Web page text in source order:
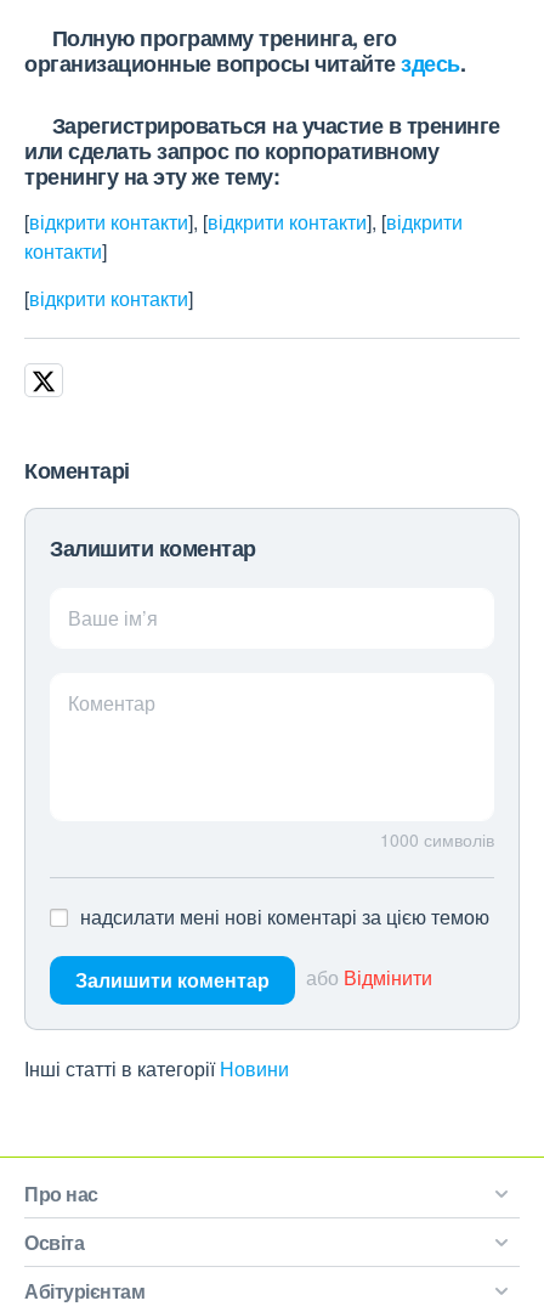
Полную программу тренинга, его
организационные вопросы читайтездесь.
Зарегистрироваться на участие в тренинге
или сделать запрос по корпоративному
тренингу на эту же тему:
[відкрити контакти], [відкрити контакти], [відкрити
контакти]
[відкрити контакти]
Коментарі
Залишити коментар
Ваше ім’я
Коментар
1000 символів
надсилати мені нові коментарі за цією темою
Залишити коментар або Відмінити
Інші статті в категорії Новини
Про нас
Освіта
Абітурієнтам